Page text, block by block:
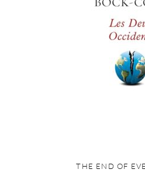
THE END OF